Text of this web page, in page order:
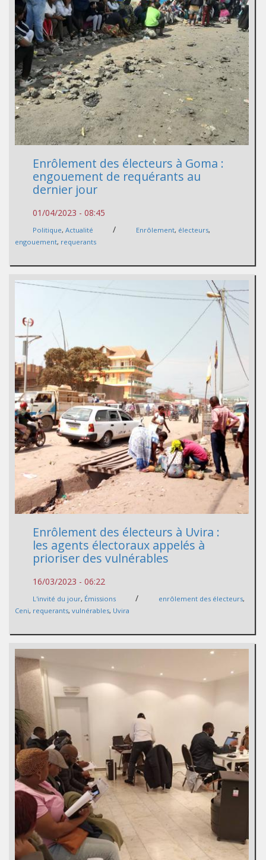
Enrôlement des électeurs à Goma :
engouement de requérants au
dernier jour
01/04/2023 - 08:45
Politique, Actualité / Enrôlement, électeurs,
engouement, requerants
Enrôlement des électeurs à Uvira :
les agents électoraux appelés à
prioriser des vulnérables
16/03/2023 - 06:22
L'invité du jour, Émissions / enrôlement des électeurs,
Ceni, requerants, vulnérables, Uvira